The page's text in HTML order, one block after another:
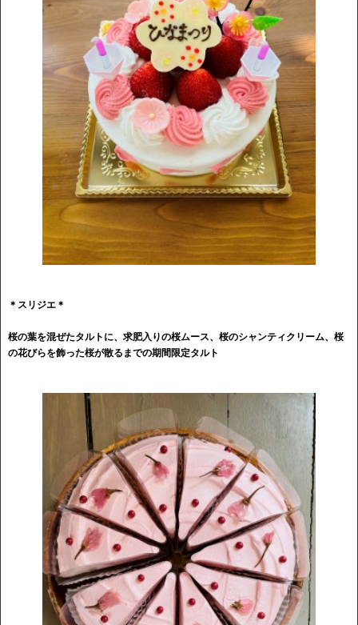
＊スリジエ＊
桜の葉を混ぜたタルトに、求肥入りの桜ムース、桜のシャンティクリーム、桜
の花びらを飾った桜が散るまでの期間限定タルト